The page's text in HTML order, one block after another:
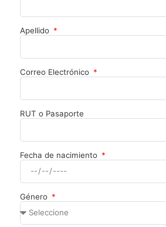
Apellido
Correo Electrónico
RUT o Pasaporte
Fecha de nacimiento
Género